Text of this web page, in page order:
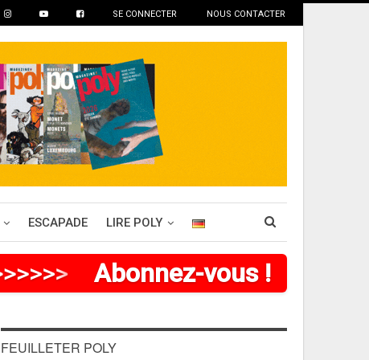
SE CONNECTER NOUS CONTACTER
ESCAPADE LIRE POLY
>>>>> Abonnez-vous !
FEUILLETER POLY